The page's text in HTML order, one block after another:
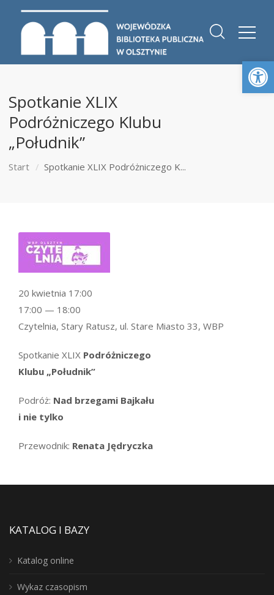
Spotkanie XLIX
Podróżniczego Klubu
„Południk”
Start Spotkanie XLIX Podróżniczego K...
Spotkanie XLIX Podróżniczego
Klubu „Południk”
Podróż: Nad brzegami Bajkału
i nie tylko
Przewodnik: Renata Jędryczka
20 kwietnia 17:00
17:00 — 18:00
Czytelnia, Stary Ratusz, ul. Stare Miasto 33, WBP
KATALOG I BAZY
Katalog online
Wykaz czasopism